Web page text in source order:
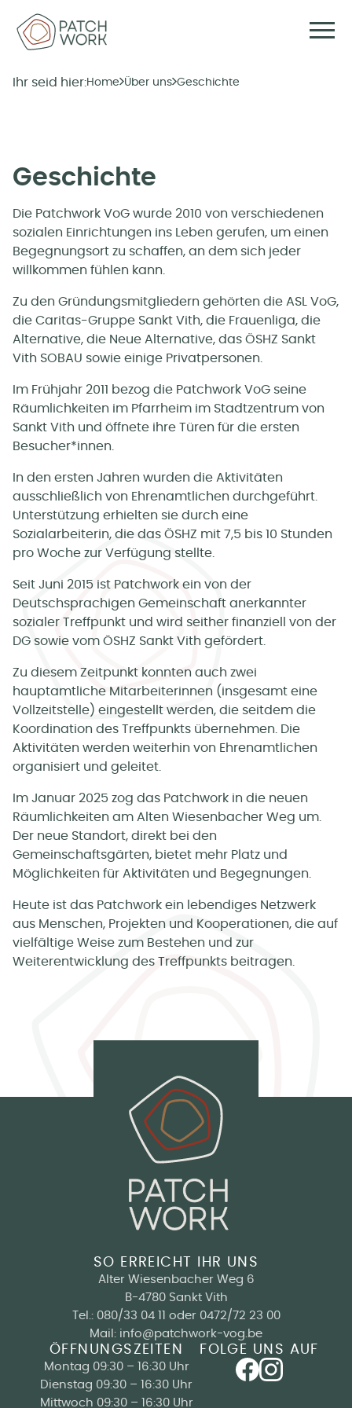
Ihr seid hier:Home Über uns Geschichte
Geschichte
Die Patchwork VoG wurde 2010 von verschiedenen
sozialen Einrichtungen ins Leben gerufen, um einen
Begegnungsort zu schaffen, an dem sich jeder
willkommen fühlen kann.
Zu den Gründungsmitgliedern gehörten die ASL VoG,
die Caritas-Gruppe Sankt Vith, die Frauenliga, die
Alternative, die Neue Alternative, das ÖSHZ Sankt
Vith SOBAU sowie einige Privatpersonen.
Im Frühjahr 2011 bezog die Patchwork VoG seine
Räumlichkeiten im Pfarrheim im Stadtzentrum von
Sankt Vith und öffnete ihre Türen für die ersten
Besucher*innen.
In den ersten Jahren wurden die Aktivitäten
ausschließlich von Ehrenamtlichen durchgeführt.
Unterstützung erhielten sie durch eine
Sozialarbeiterin, die das ÖSHZ mit 7,5 bis 10 Stunden
pro Woche zur Verfügung stellte.
Seit Juni 2015 ist Patchwork ein von der
Deutschsprachigen Gemeinschaft anerkannter
sozialer Treffpunkt und wird seither finanziell von der
DG sowie vom ÖSHZ Sankt Vith gefördert.
Zu diesem Zeitpunkt konnten auch zwei
hauptamtliche Mitarbeiterinnen (insgesamt eine
Vollzeitstelle) eingestellt werden, die seitdem die
Koordination des Treffpunkts übernehmen. Die
Aktivitäten werden weiterhin von Ehrenamtlichen
organisiert und geleitet.
Im Januar 2025 zog das Patchwork in die neuen
Räumlichkeiten am Alten Wiesenbacher Weg um.
Der neue Standort, direkt bei den
Gemeinschaftsgärten, bietet mehr Platz und
Möglichkeiten für Aktivitäten und Begegnungen.
Heute ist das Patchwork ein lebendiges Netzwerk
aus Menschen, Projekten und Kooperationen, die auf
vielfältige Weise zum Bestehen und zur
Weiterentwicklung des Treffpunkts beitragen.
SO ERREICHT IHR UNS
Alter Wiesenbacher Weg 6
B-4780 Sankt Vith
Tel.: 080/33 04 11 oder 0472/72 23 00
Mail: info@patchwork-vog.be
ÖFFNUNGSZEITEN
Montag 09:30 – 16:30 Uhr
Dienstag 09:30 – 16:30 Uhr
Mittwoch 09:30 – 16:30 Uhr
FOLGE UNS AUF